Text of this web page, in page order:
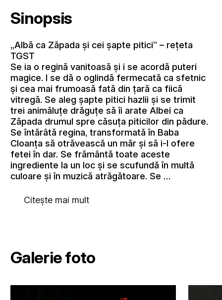
Sinopsis
„Albă ca Zăpada şi cei şapte pitici” – reţeta
TGST
Se ia o regină vanitoasă şi i se acordă puteri
magice. I se dă o oglindă fermecată ca sfetnic
şi cea mai frumoasă fată din ţară ca fiică
vitregă. Se aleg şapte pitici hazlii şi se trimit
trei animăluţe drăguţe să îi arate Albei ca
Zăpada drumul spre căsuţa piticilor din pădure.
Se întărâtă regina, transformată în Baba
Cloanţa să otrăvească un măr şi să i-l ofere
fetei în dar. Se frământă toate aceste
ingrediente la un loc şi se scufundă în multă
culoare şi în muzică atrăgătoare. Se …
Citește mai mult
Galerie foto